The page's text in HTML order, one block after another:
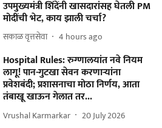
उपमुख्यमंत्री शिंदेंनी खासदारांसह घेतली PM
मोदींची भेट, काय झाली चर्चा?
सकाळ वृत्तसेवा 4 hours ago
Hospital Rules: रुग्णालयांत नवे नियम
लागू! पान-गुटखा सेवन करणाऱ्यांना
प्रवेशबंदी; प्रशासनाचा मोठा निर्णय, आता
तंबाखू खाऊन गेलात तर...
Vrushal Karmarkar 20 July 2026